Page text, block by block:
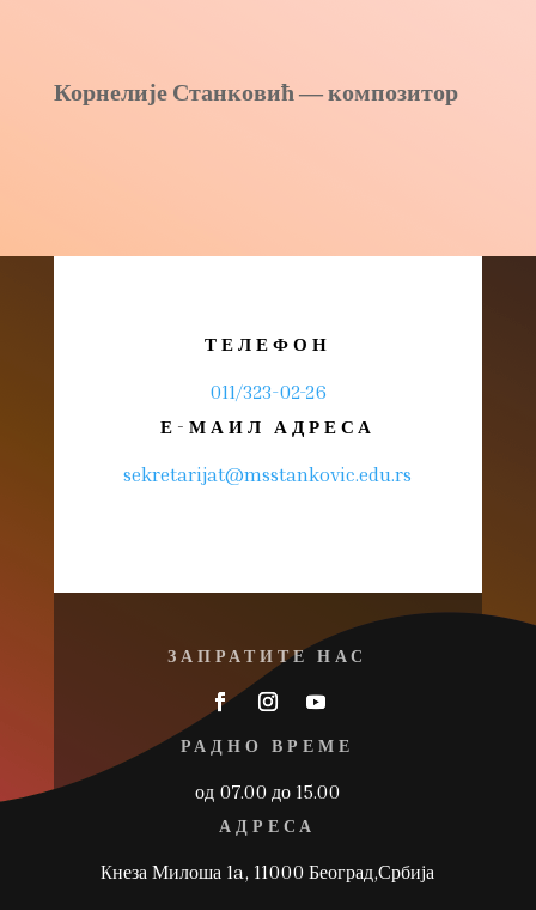
Корнелије Станковић ― композитор
ТЕЛЕФОН
011/323-02-26
Е-МАИЛ АДРЕСА
sekretarijat@msstankovic.edu.rs
ЗАПРАТИТЕ НАС
РАДНО ВРЕМЕ
од 07.00 до 15.00
АДРЕСА
Kнеза Милоша 1a, 11000 Београд,Србија